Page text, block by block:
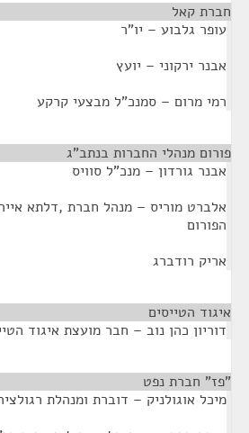
חברת קאל
עופר גלבוע – יו"ר
אבנר ירקוני – יועץ
רמי מרום – סמנכ"ל מבצעי קרקע
פורום מנהלי החברות בנתב"ג
אבנר גורדון – מנכ"ל סוויס
אלברט מוריס – מנהל חברת ,דלתא אייר
הפורום
אריק רודברג
איגוד הטייסים
דוריון כהן נוב – חבר מועצת איגוד
"פז" חברת נפט
מיכל אוגולניק – דוברת ומנהלת